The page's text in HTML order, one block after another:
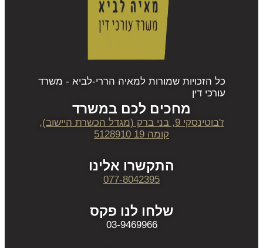
כל הזכויות שמורות למאיה הררי-לביא - משרד
עורכי דין
מחכים לכם במשרד
ז'בוטינסקי 9, בני ברק (מגדל הכשרת היישוב),
קומה 19 5128910
התקשרו אלינו
077-8042395
שלחו לנו פקס
03-9469966